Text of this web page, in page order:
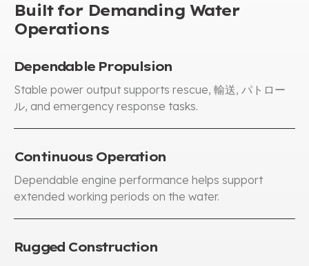
Built for Demanding Water
Operations
Dependable Propulsion
Stable power output supports rescue, 輸送, パトロー
ル, and emergency response tasks.
Continuous Operation
Dependable engine performance helps support
extended working periods on the water.
Rugged Construction